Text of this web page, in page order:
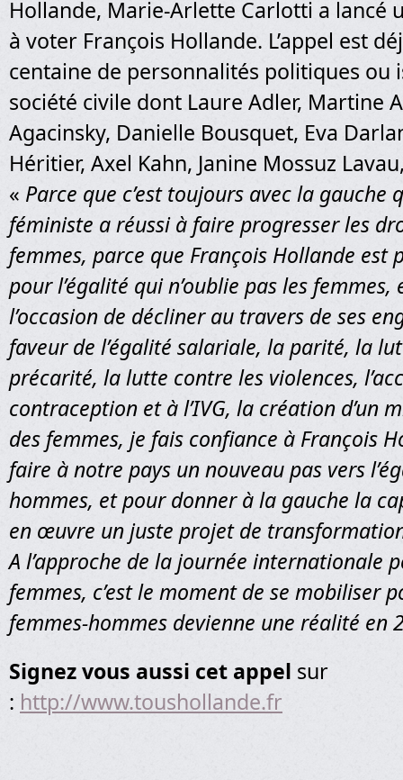
Hollande, Marie-Arlette Carlotti a lancé
à voter François Hollande. L’appel est
centaine de personnalités politiques ou
société civile dont Laure Adler, Martine
Agacinsky, Danielle Bousquet, Eva
Héritier, Axel Kahn, Janine Mossuz
« Parce que c’est toujours avec la gauche
féministe a réussi à faire progresser les
femmes, parce que François Hollande est
pour l’égalité qui n’oublie pas les femmes,
l’occasion de décliner au travers de ses
faveur de l’égalité salariale, la parité, la
précarité, la lutte contre les violences,
contraception et à l’IVG, la création d’un
des femmes, je fais confiance à François
faire à notre pays un nouveau pas vers
hommes, et pour donner à la gauche la
en œuvre un juste projet de
A l’approche de la journée internationale
femmes, c’est le moment de se mobiliser
femmes-hommes devienne une réalité en
Signez vous aussi cet appel sur
: http://www.toushollande.fr